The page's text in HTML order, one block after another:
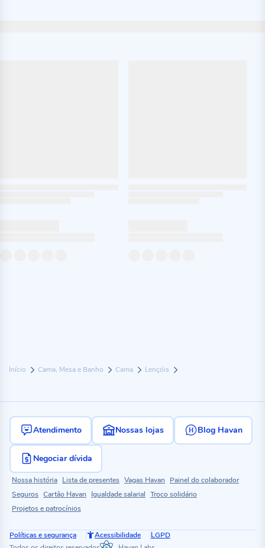
Início Cama, Mesa e Banho Cama Lençóis
Atendimento Nossas lojas Blog Havan
Negociar dívida
Nossa história Lista de presentes Vagas Havan
Painel do colaborador
Seguros Cartão Havan Igualdade salarial Troco solidário
Projetos e patrocínios
Políticas e segurança Acessibilidade
LGPD